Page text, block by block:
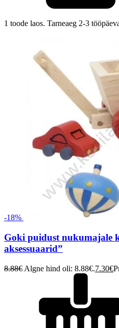
1 toode laos. Tarneaeg 2-3
-18%
Goki puidust nukumajale
aksessuaarid”
8.88€ Algne hind oli: 8.88€.7.30€